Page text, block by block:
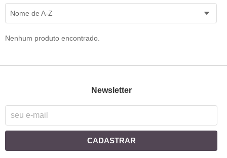
Nome de A-Z
Nenhum produto encontrado.
Newsletter
CADASTRAR